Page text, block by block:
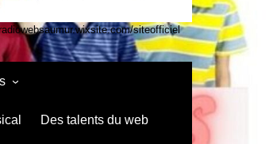
siteofficiel
kids Des talents du web